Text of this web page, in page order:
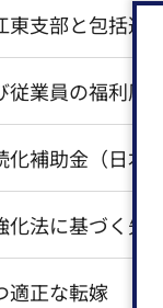
支部と包括連
業員の福利厚生
化補助金（日本
化法に基づく先
適正な転嫁